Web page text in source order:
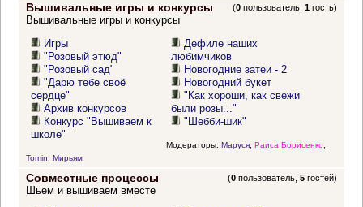
Вышивальные игры и конкурсы (0 пользователь,1 гость)
Вышивальные игры и конкурсы
Игры
"Розовый этюд"
"Розовый сад"
"Дарю тебе своё
сердце"
Архив конкурсов
Конкурс "Вышиваем к
школе"
Дефиле наших
любимчиков
Новогодние затеи - 2
Новогодний букет
"Как хороши, как свежи
были розы..."
"Шебби-шик"
Модераторы: Маруся, Раиса Борисенко,
Tomin
Мирьям
Совместные процессы (0 пользователь,5 гостей)
Шьем и вышиваем вместе